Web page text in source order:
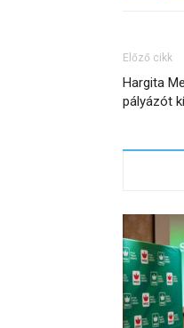
Előző cikk
Hargita
pályázót